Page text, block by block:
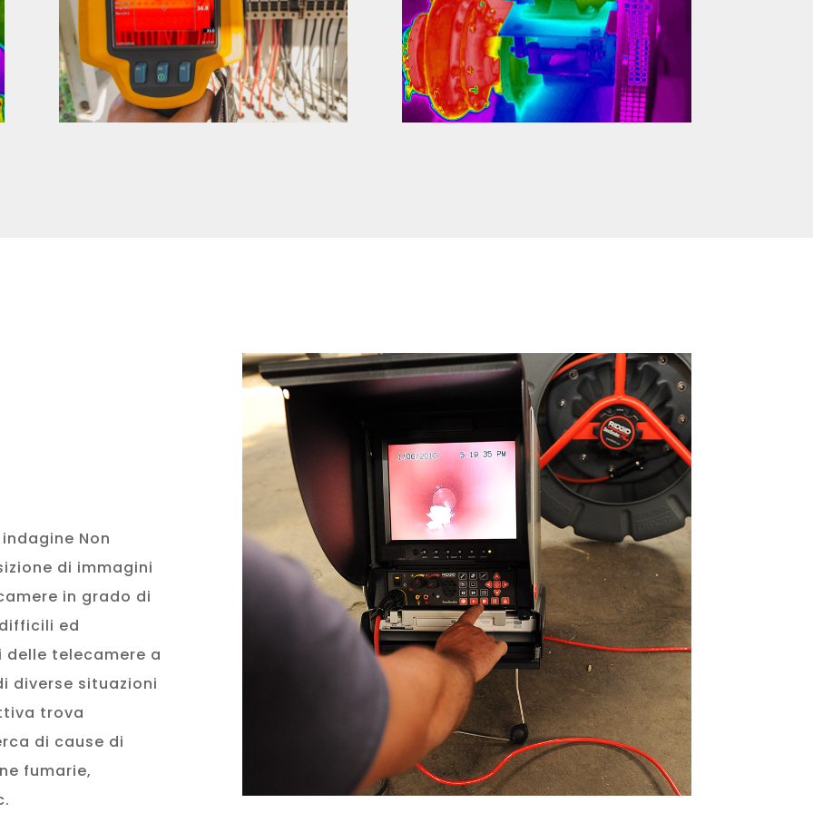
Non
di immagini
in grado di
ed
delle telecamere a
diverse situazioni
trova
di cause di
fumarie,